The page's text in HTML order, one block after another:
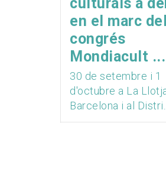
culturals a
en el marc del
congrés
Mondiacult ...
30 de setembre i 1
d'octubre a La
Barcelona i al